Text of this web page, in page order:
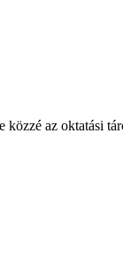
közzé az oktatási